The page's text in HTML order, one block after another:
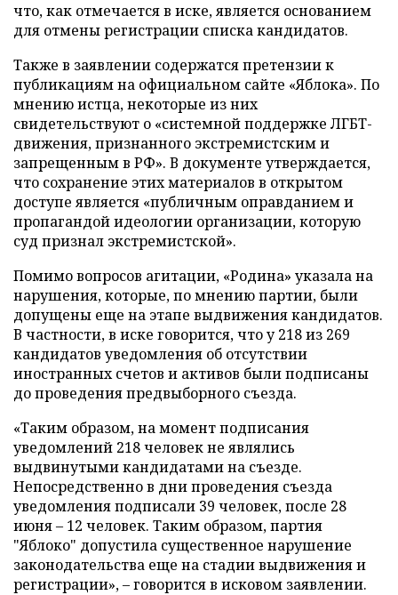
что, как отмечается в иске, является основанием
для отмены регистрации списка кандидатов.
Также в заявлении содержатся претензии к
публикациям на официальном сайте «Яблока». По
мнению истца, некоторые из них
свидетельствуют о «системной поддержке ЛГБТ-
движения, признанного экстремистским и
запрещенным в РФ». В документе утверждается,
что сохранение этих материалов в открытом
доступе является «публичным оправданием и
пропагандой идеологии организации, которую
суд признал экстремистской».
Помимо вопросов агитации, «Родина» указала на
нарушения, которые, по мнению партии, были
допущены еще на этапе выдвижения кандидатов.
В частности, в иске говорится, что у 218 из 269
кандидатов уведомления об отсутствии
иностранных счетов и активов были подписаны
до проведения предвыборного съезда.
«Таким образом, на момент подписания
уведомлений 218 человек не являлись
выдвинутыми кандидатами на съезде.
Непосредственно в дни проведения съезда
уведомления подписали 39 человек, после 28
июня – 12 человек. Таким образом, партия
"Яблоко" допустила существенное нарушение
законодательства еще на стадии выдвижения и
регистрации», – говорится в исковом заявлении.